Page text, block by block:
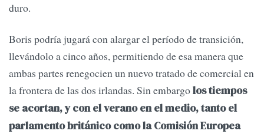
duro.
Boris podría jugará con alargar el período de transición,
llevándolo a cinco años, permitiendo de esa manera que
ambas partes renegocien un nuevo tratado de comercial en
la frontera de las dos irlandas. Sin embargolos tiempos
se acortan, y con el verano en el medio, tanto el
parlamento británico como la Comisión Europea